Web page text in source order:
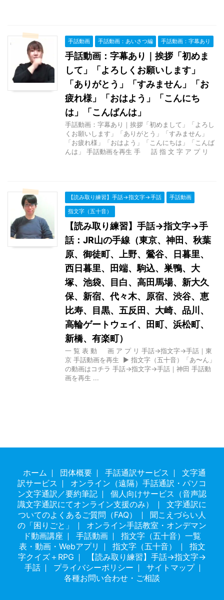
手話動画 手話動画：あいさつ編 手話動画：字幕あり
手話動画：字幕あり｜挨拶「初めま
して」「よろしくお願いします」
「ありがとう」「すみません」「お
疲れ様」「おはよう」「こんにち
は」「こんばんは」
手話動画：字幕あり｜挨拶「初めまして」「よろし
くお願いします」「ありがとう」「すみません」
「お疲れ様」「おはよう」「こんにちは」「こんば
んは」 手話動画を再生 手 話 指 文 字 ア プ リ
【読み取り練習】手話→指文字→手話
手話動画
指文字（五十音）
【読み取り練習】手話→指文字→手
話：JR山の手線（東京、神田、秋葉
原、御徒町、上野、鶯谷、日暮里、
西日暮里、田端、駒込、巣鴨、大
塚、池袋、目白、高田馬場、新大久
保、新宿、代々木、原宿、渋谷、恵
比寿、目黒、五反田、大崎、品川、
高輪ゲートウェイ、田町、浜松町、
新橋、有楽町）
一 覧 表 動 画 ア プ リ 手話→指文字→手話｜東
京 手話動画を再生 ▶ 指文字（五十音）「あ〜ん」
の動画はコチラ 手話→指文字→手話｜神田 手話動
画を再生 ...
ホーム 団体概要 手話通訳サービス
文字通
訳サービス
オンライン（遠隔）手話通訳・パソコ
ン文字通訳／要約筆記
個人向けサービス（音声認
識文字通訳にてオンライン支援のみ）
文字通訳に
ついてのよくあるご質問（FAQ）
聞こえづらい人
の「困りごと」
オンライン手話教室・オンデマン
ド動画講座
手話動画
指文字（五十音）一覧
表・動画・Webアプリ
指文字（五十音）
指文
字クイズ＋RPG
【読み取り練習】手話→指文字→
手話
プライバシーポリシー
サイトマップ
各種お問い合わせ・ご相談